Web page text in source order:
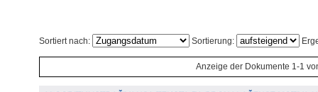
Sortiert nach: Sortierung:
Anzeige der Dokumente 1-1